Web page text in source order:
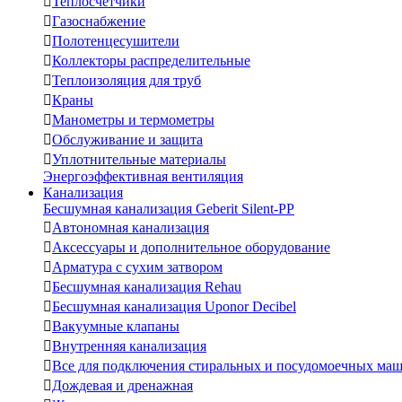
Газоснабжение
Полотенцесушители
Коллекторы распределительные
Теплоизоляция для труб
Краны
Манометры и термометры
Обслуживание и защита
Уплотнительные материалы
Энергоэффективная вентиляция
Канализация
Бесшумная канализация Geberit Silent-PP
Автономная канализация
Аксессуары и дополнительное оборудование
Арматура с сухим затвором
Бесшумная канализация Rehau
Бесшумная канализация Uponor Decibel
Вакуумные клапаны
Внутренняя канализация
Все для подключения стиральных и посудомоечных
Дождевая и дренажная